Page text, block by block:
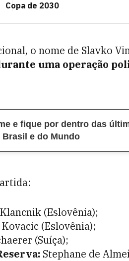
Copa de 2030
o nome de Slavko
uma operação
e fique por dentro das
e do Mundo
(Eslovênia);
(Eslovênia);
(Suíça);
Stephane de